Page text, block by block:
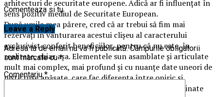
arhitecturi de securitate europene. Adică ar fi influenţat în
sens pozitiv mediul de Securitate European.
După umila mea părere, cred că ar trebui să fim mai
rezervaţi în vânturarea acestui clişeu al caracterului
exclusivist conferit beneficiilor, pentru că nu este, în
realitate, chiar aşa. Elementele sun asamblate şi articulate
mult mai complex, mai profund şi cu nuanţe date uneori de
nişte tuşe apăsate, care fac diferenţa între oniric şi
realitatea efectivă, necosmetizată prin cuvinte destinate
Comenteaza si tu
Leave a Reply
Adresa ta de email nu va fi publicată. Câmpurile obligatorii
sunt marcate cu*
Comentariu*